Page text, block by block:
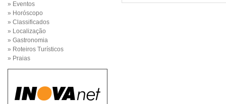
» Eventos
» Horóscopo
» Classificados
» Localização
» Gastronomia
» Roteiros Turísticos
» Praias